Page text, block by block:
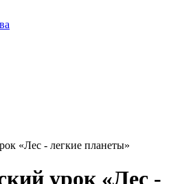
«Лес - легкие планеты»
урок «Лес -